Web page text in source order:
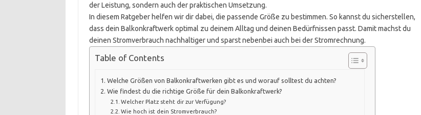
der Leistung, sondern auch der praktischen Umsetzung.
In diesem Ratgeber helfen wir dir dabei, die passende Größe zu bestimmen. So kannst du sicherstellen,
dass dein Balkonkraftwerk optimal zu deinem Alltag und deinen Bedürfnissen passt. Damit machst du
deinen Stromverbrauch nachhaltiger und sparst nebenbei auch bei der Stromrechnung.
Table of Contents
Welche Größen von Balkonkraftwerken gibt es und worauf solltest du achten?
Wie findest du die richtige Größe für dein Balkonkraftwerk?
Welcher Platz steht dir zur Verfügung?
Wie hoch ist dein Stromverbrauch?